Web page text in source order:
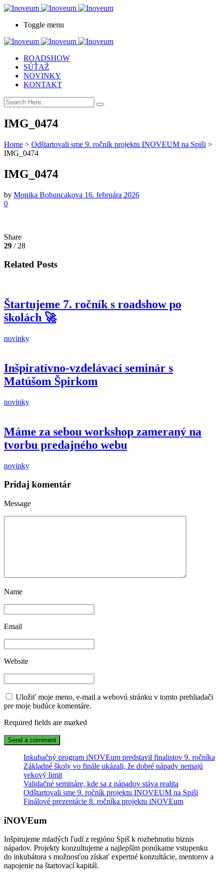
Toggle menu
ROADSHOW
SÚŤAŽ
NOVINKY
KONTAKT
IMG_0474
Home > Odštartovali sme 9. ročník projektu INOVEUM na Spiši >
IMG_0474
IMG_0474
by Monika Bohuncakova 16. februára 2026
0
Share
29 / 28
Related Posts
Štartujeme 7. ročník s roadshow po
školách 🚀
novinky
Inšpiratívno-vzdelávací seminár s
Matúšom Špirkom
novinky
Máme za sebou workshop zameraný na
tvorbu predajného webu
novinky
Pridaj komentár
Message
Name
Email
Website
Uložiť moje meno, e-mail a webovú stránku v tomto prehliadači
pre moje budúce komentáre.
Required fields are marked
Inkubačný program iNOVEum predstavil finalistov 9. ročníka
Základné školy vo finále ukázali, že dobré nápady nemajú
vekový limit
Validačné semináre, kde sa z nápadov stáva realita
Odštartovali sme 9. ročník projektu INOVEUM na Spiši
Finálové prezentácie 8. ročníka projektu iNOVEum
iNOVEum
Inšpirujeme mladých ľudí z regiónu Spiš k rozbehnutiu biznis
nápadov. Projekty konzultujeme a najlepším ponúkame vstupenku
do inkubátora s možnosťou získať expertné konzultácie, mentorov a
napojenie na štartovací kapitál.